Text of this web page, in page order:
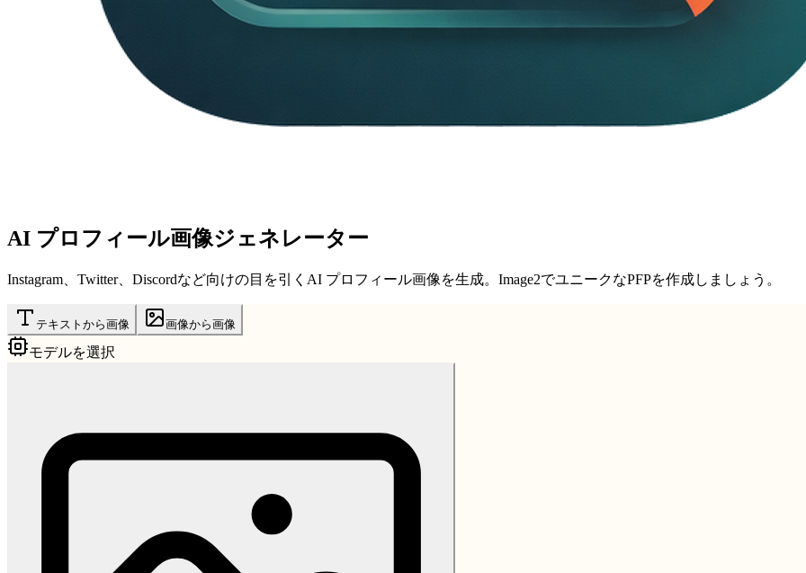
AI プロフィール画像ジェネレーター
Instagram、Twitter、Discordなど向けの目を引くAI プロフィール画像を生成。Image2でユニークなPFPを作成しましょう。
テキストから画像 画像から画像
モデルを選択